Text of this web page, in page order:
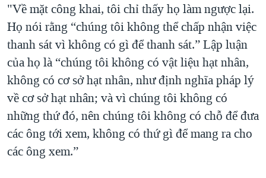
"Về mặt công khai, tôi chỉ thấy họ làm ngược lại.
Họ nói rằng “chúng tôi không thể chấp nhận việc
thanh sát vì không có gì để thanh sát.” Lập luận
của họ là “chúng tôi không có vật liệu hạt nhân,
không có cơ sở hạt nhân, như định nghĩa pháp lý
về cơ sở hạt nhân; và vì chúng tôi không có
những thứ đó, nên chúng tôi không có chỗ để đưa
các ông tới xem, không có thứ gì để mang ra cho
các ông xem.”